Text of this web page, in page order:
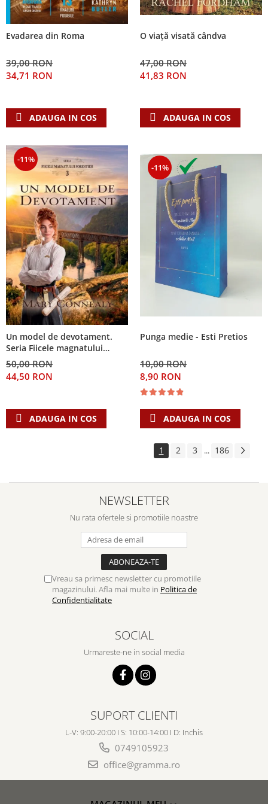
Evadarea din Roma
39,00 RON
34,71 RON
ADAUGA IN COS
O viață visată cândva
47,00 RON
41,83 RON
ADAUGA IN COS
-11%
Un model de devotament.
Seria Fiicele magnatului
forestier 3
50,00 RON
44,50 RON
ADAUGA IN COS
-11%
Punga medie - Esti Pretios
10,00 RON
8,90 RON
ADAUGA IN COS
1 2 3 ... 186
NEWSLETTER
Nu rata ofertele si promotiile noastre
Vreau sa primesc newsletter cu promotiile
magazinului. Afla mai multe in Politica de
Confidentialitate
SOCIAL
Urmareste-ne in social media
SUPORT CLIENTI
L-V: 9:00-20:00 I S: 10:00-14:00 I D: Inchis
0749105923
office@gramma.ro